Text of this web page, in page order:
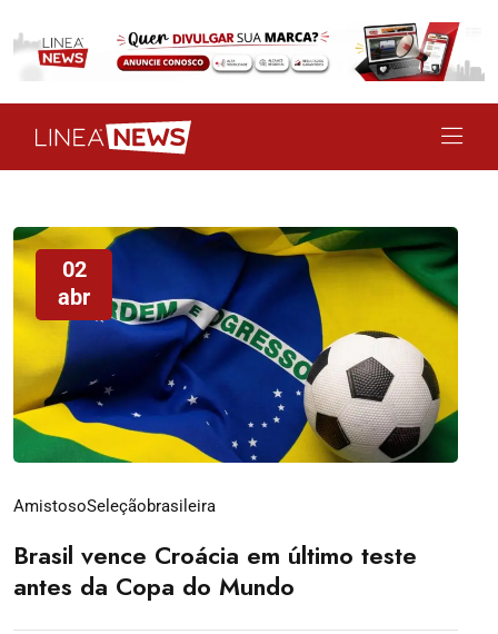
02
abr
AmistosoSeleçãobrasileira
Brasil vence Croácia em último teste
antes da Copa do Mundo